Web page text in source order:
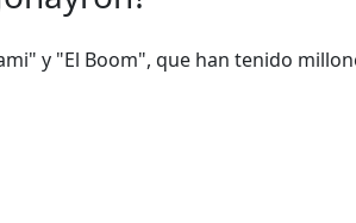
y "El Boom", que han tenido